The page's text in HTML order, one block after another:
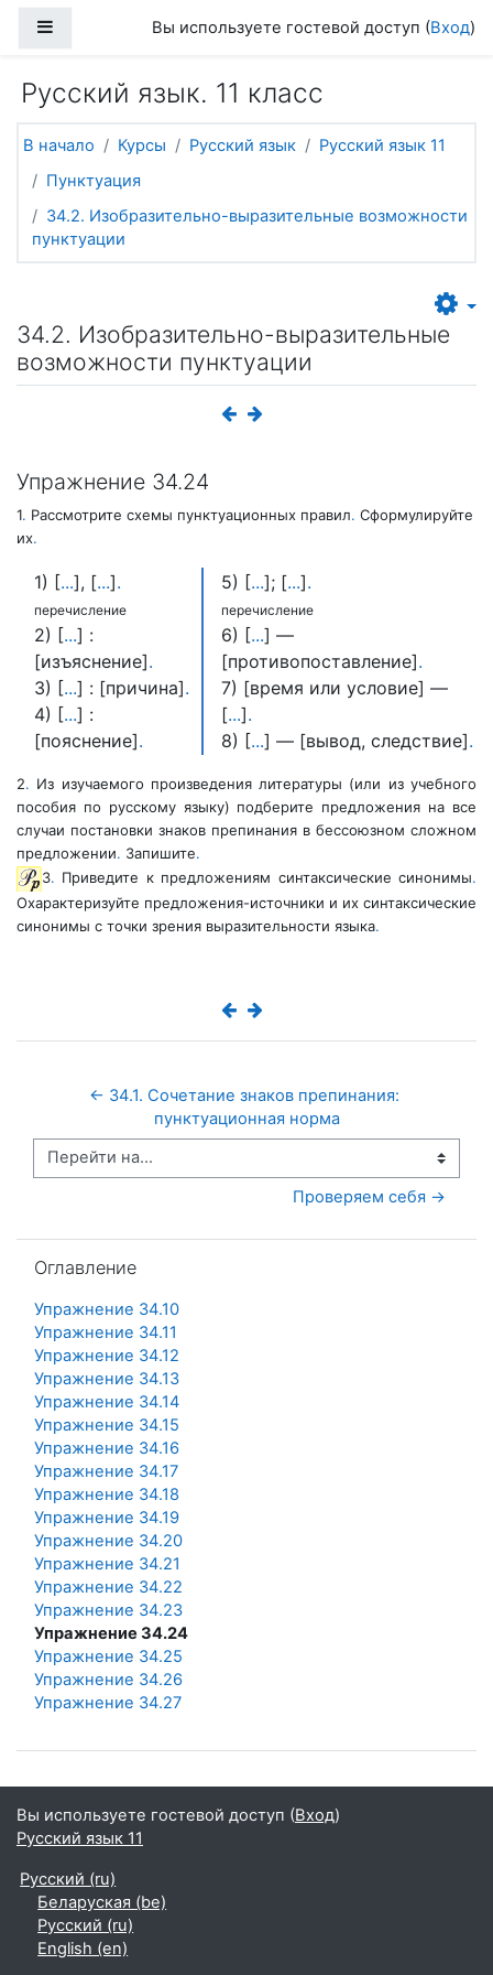
Боковая панельВы используете гостевой доступ (Вход)
Русский язык. 11 класс
В начало Курсы Русский язык
Русский язык 11
Пунктуация
34.2. Изобразительно-выразительные возможности
пунктуации
34.2. Изобразительно-выразительные
возможности пунктуации
Упражнение 34.24
1. Рассмотрите схемы пунктуационных правил. Сформулируйте
их.
1) [...], [...].
перечисление
2) [...] :
[изъяснение].
3) [...] : [причина].
4) [...] :
[пояснение].
5) [...]; [...].
перечисление
6) [...] —
[противопоставление].
7) [время или условие] —
[...].
8) [...] — [вывод, следствие].
2. Из изучаемого произведения литературы (или из учебного
пособия по русскому языку) подберите предложения на все
случаи постановки знаков препинания в бессоюзном сложном
предложении. Запишите.
3. Приведите к предложениям синтаксические синонимы.
Охарактеризуйте предложения-источники и их синтаксические
синонимы с точки зрения выразительности языка.
← 34.1. Сочетание знаков препинания:
пунктуационная норма
Перейти на...
Проверяем себя →
Оглавление
Упражнение 34.10
Упражнение 34.11
Упражнение 34.12
Упражнение 34.13
Упражнение 34.14
Упражнение 34.15
Упражнение 34.16
Упражнение 34.17
Упражнение 34.18
Упражнение 34.19
Упражнение 34.20
Упражнение 34.21
Упражнение 34.22
Упражнение 34.23
Упражнение 34.24
Упражнение 34.25
Упражнение 34.26
Упражнение 34.27
Вы используете гостевой доступ (Вход)
Русский язык 11
Русский ‎(ru)‎
Беларуская ‎(be)‎
Русский ‎(ru)‎
English ‎(en)‎